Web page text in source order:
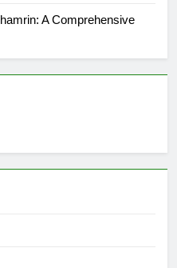
A Comprehensive